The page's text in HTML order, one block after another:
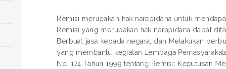
Remisi merupakan hak narapidana untuk
Remisi yang merupakan hak narapidana dapat
Berbuat jasa kepada negara, dan Melakukan
yang membantu kegiatan Lembaga
No. 174 Tahun 1999 tentang Remisi; Keputusan